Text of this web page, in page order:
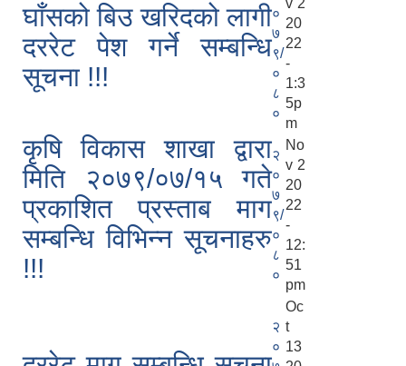
घाँसको बिउ खरिदको लागी
दररेट पेश गर्ने सम्बन्धि
सूचना !!!
०
७
९/
०
८
०
v 2
20
22
-
1:3
5p
m
कृषि विकास शाखा द्वारा
मिति २०७९/०७/१५ गते
प्रकाशित प्रस्ताब माग
सम्बन्धि विभिन्न सूचनाहरु
!!!
२
०
७
९/
०
८
०
No
v 2
20
22
-
12:
51
pm
२
०
Oc
t
13